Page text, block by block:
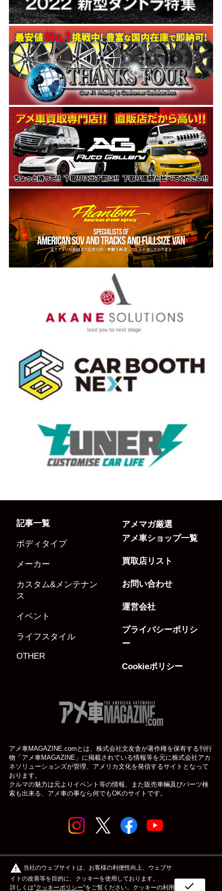
記事一覧
ボディタイプ
メーカー
カスタム&メンテナン
ス
イベント
ライフスタイル
OTHER
アメマガ厳選
アメ車ショップ一覧
買取店リスト
お問い合わせ
運営会社
プライバシーポリシ
ー
Cookieポリシー
アメ車MAGAZINE.comとは、株式会社文友舎が著作権を保有する刊行
物「アメ車MAGAZINE」に掲載されている情報等を元に株式会社アカ
ネソリューションズが管理、アメリカ文化を発信するサイトとなって
おります。
クルマの魅力は元よりイベント等の情報、また販売車輛及びパーツ検
索も出来る、アメ車の事なら何でもOKのサイトです。
© アメ車のWEBマガジン アメ車マガジン公式WEBサイト
warning 当社のウェブサイトは、お客様の利便性向上、ウェブサ
イトの改善等を目的に、クッキーを使用しております。
詳しくは”クッキーポリシー”をご覧ください。クッキーの利用 check